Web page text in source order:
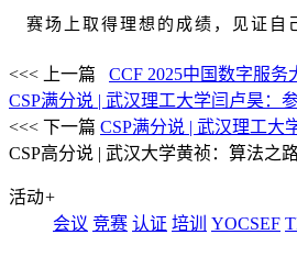
赛场上取得理想的成绩，见证自
<<< 上一篇
CCF 2025中国数字服务
CSP满分说 | 武汉理工大学闫卢昊：
<<< 下一篇 CSP满分说 | 武汉理工大
CSP高分说 | 武汉大学黄祯：算法之
活动+
会议 竞赛 认证 培训 YOCSEF